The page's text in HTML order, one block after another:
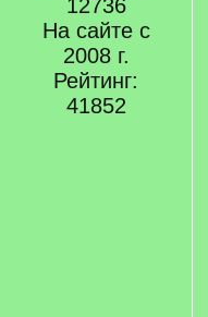
12736
На сайте с
2008 г.
Рейтинг:
41852